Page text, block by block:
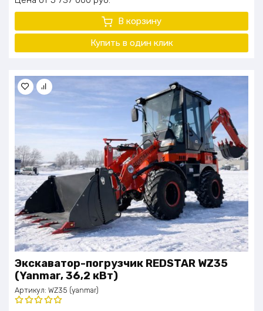
В корзину
Купить в один клик
Экскаватор-погрузчик REDSTAR WZ35
(Yanmar, 36,2 кВт)
Артикул: WZ35 (yanmar)